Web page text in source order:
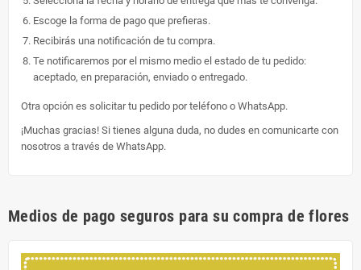
Escoge la forma de pago que prefieras.
Recibirás una notificación de tu compra.
Te notificaremos por el mismo medio el estado de tu pedido:
aceptado, en preparación, enviado o entregado.
Otra opción es solicitar tu pedido por teléfono o WhatsApp.
¡Muchas gracias! Si tienes alguna duda, no dudes en comunicarte con
nosotros a través de WhatsApp.
Medios de pago seguros para su compra de flores